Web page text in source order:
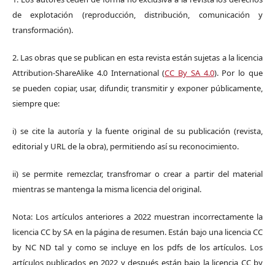
de explotación (reproducción, distribución, comunicación y
transformación).
2. Las obras que se publican en esta revista están sujetas a la licencia
Attribution-ShareAlike 4.0 International (CC By SA 4.0). Por lo que
se pueden copiar, usar, difundir, transmitir y exponer públicamente,
siempre que:
i) se cite la autoría y la fuente original de su publicación (revista,
editorial y URL de la obra), permitiendo así su reconocimiento.
ii) se permite remezclar, transfromar o crear a partir del material
mientras se mantenga la misma licencia del original.
Nota: Los artículos anteriores a 2022 muestran incorrectamente la
licencia CC by SA en la página de resumen. Están bajo una licencia CC
by NC ND tal y como se incluye en los pdfs de los artículos. Los
artículos publicados en 2022 y después están bajo la licencia CC by